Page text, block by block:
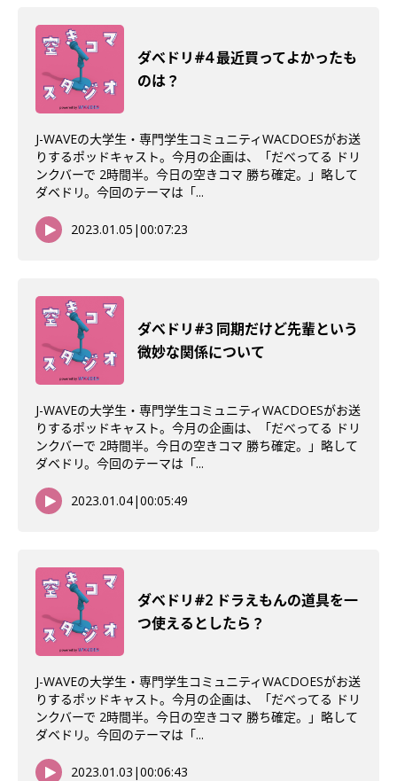
ダべドリ#4 最近買ってよかったも
のは？
J-WAVEの大学生・専門学生コミュニティWACDOESがお送
りするポッドキャスト。今月の企画は、「だべってる ドリ
ンクバーで 2時間半。今日の空きコマ 勝ち確定。」略して
ダベドリ。今回のテーマは「...
2023.01.05 |00:07:23
ダべドリ#3 同期だけど先輩という
微妙な関係について
J-WAVEの大学生・専門学生コミュニティWACDOESがお送
りするポッドキャスト。今月の企画は、「だべってる ドリ
ンクバーで 2時間半。今日の空きコマ 勝ち確定。」略して
ダベドリ。今回のテーマは「...
2023.01.04|00:05:49
ダべドリ#2 ドラえもんの道具を一
つ使えるとしたら？
J-WAVEの大学生・専門学生コミュニティWACDOESがお送
りするポッドキャスト。今月の企画は、「だべってる ドリ
ンクバーで 2時間半。今日の空きコマ 勝ち確定。」略して
ダベドリ。今回のテーマは「...
2023.01.03 |00:06:43